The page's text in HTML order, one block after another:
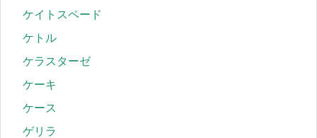
ケイトスペード
ケトル
ケラスターゼ
ケーキ
ケース
ゲリラ